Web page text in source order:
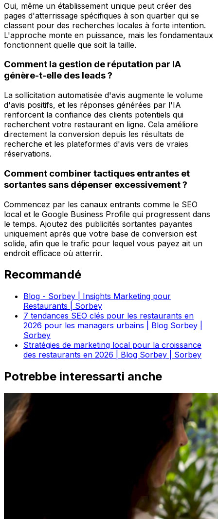
Oui, même un établissement unique peut créer des
pages d'atterrissage spécifiques à son quartier qui se
classent pour des recherches locales à forte intention.
L'approche monte en puissance, mais les fondamentaux
fonctionnent quelle que soit la taille.
Comment la gestion de réputation par IA
génère-t-elle des leads ?
La sollicitation automatisée d'avis augmente le volume
d'avis positifs, et les réponses générées par l'IA
renforcent la confiance des clients potentiels qui
recherchent votre restaurant en ligne. Cela améliore
directement la conversion depuis les résultats de
recherche et les plateformes d'avis vers de vraies
réservations.
Comment combiner tactiques entrantes et
sortantes sans dépenser excessivement ?
Commencez par les canaux entrants comme le SEO
local et le Google Business Profile qui progressent dans
le temps. Ajoutez des publicités sortantes payantes
uniquement après que votre base de conversion est
solide, afin que le trafic pour lequel vous payez ait un
endroit efficace où atterrir.
Recommandé
Blog - Sorbey | Insights Marketing pour
Restaurants | Sorbey
7 tendances SEO clés pour les restaurants en
2026 pour les managers urbains | Blog Sorbey |
Sorbey
Stratégies de marketing local pour la croissance
des restaurants en 2026 | Blog Sorbey | Sorbey
Potrebbe interessarti anche